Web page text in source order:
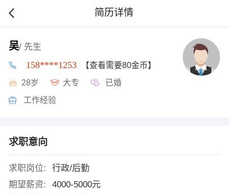
简历详情
吴/ 先生
158****1253 【查看需要80金币】
28岁 大专 已婚
工作经验
求职意向
求职岗位:
行政/后勤
期望薪资:
4000-5000元